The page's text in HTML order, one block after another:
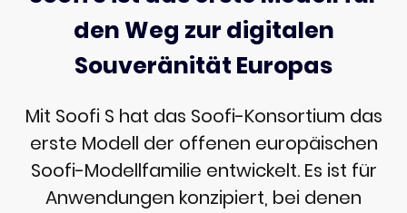
den Weg zur digitalen
Souveränität Europas
Mit Soofi S hat das Soofi-Konsortium das
erste Modell der offenen europäischen
Soofi-Modellfamilie entwickelt. Es ist für
Anwendungen konzipiert, bei denen